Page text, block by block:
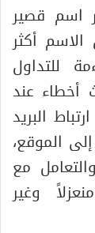
اسم قصير
أكثر
للتداول
أخطاء عند
البريد
الموقع،
مع
وغير